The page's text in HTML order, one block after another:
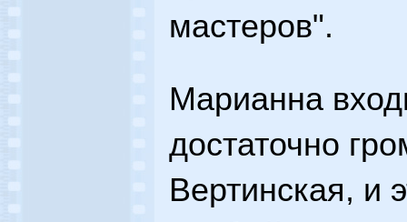
мастеров".
Марианна
достаточно
Вертинская, и